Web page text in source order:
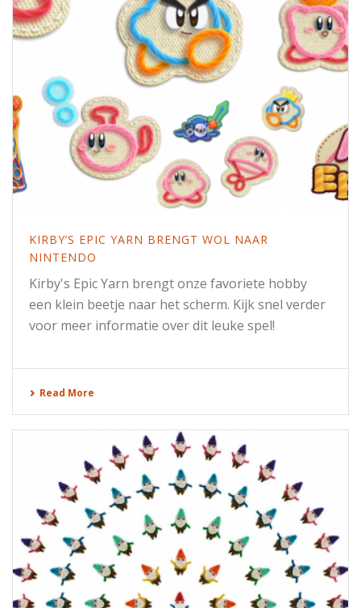
KIRBY’S EPIC YARN BRENGT WOL NAAR
NINTENDO
Kirby's Epic Yarn brengt onze favoriete hobby
een klein beetje naar het scherm. Kijk snel verder
voor meer informatie over dit leuke spel!
Read More